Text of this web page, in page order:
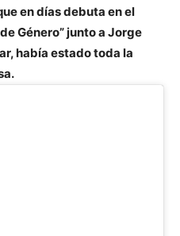
en días debuta en el
Género” junto a Jorge
había estado toda la